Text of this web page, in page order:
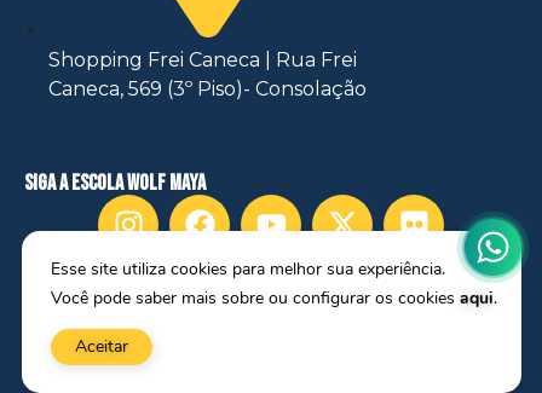
Shopping Frei Caneca | Rua Frei
Caneca, 569 (3º Piso)- Consolação
siga a escola wolf maya
ÁREA DO ALUNO
Copyright 2025, Escola de Atores Wolf Maya
Esse site utiliza cookies para melhor sua experiência.
Você pode saber mais sobre ou configurar os cookies aqui.
Aceitar